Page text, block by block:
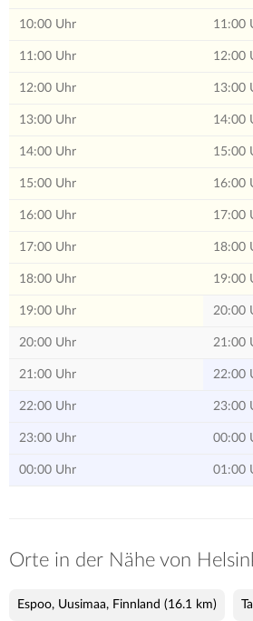
10:00 Uhr 11:00
11:00 Uhr 12:00
12:00 Uhr 13:00
13:00 Uhr 14:00
14:00 Uhr 15:00
15:00 Uhr 16:00
16:00 Uhr 17:00
17:00 Uhr 18:00
18:00 Uhr 19:00
19:00 Uhr 20:00
20:00 Uhr 21:00
21:00 Uhr 22:00
22:00 Uhr 23:00
23:00 Uhr 00:00
00:00 Uhr 01:00
Orte in der Nähe von
Espoo, Uusimaa, Finnland (16.1 km)